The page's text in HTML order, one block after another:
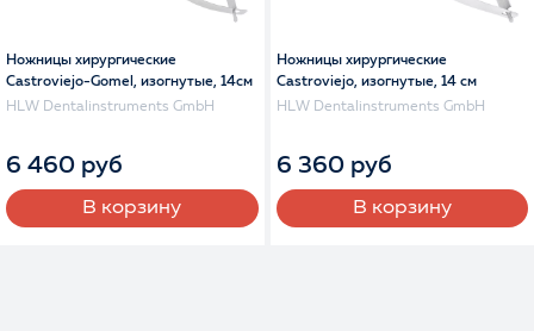
Ножницы хирургические
Castroviejo-Gomel, изогнутые, 14см
HLW Dentalinstruments GmbH
6 460 руб
В корзину
Ножницы хирургические
Castroviejo, изогнутые, 14 см
HLW Dentalinstruments GmbH
6 360 руб
В корзину